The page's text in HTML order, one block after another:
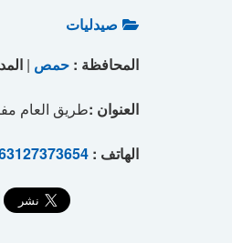
صيدليات
المحافظة : حمص |
العنوان :طريق العام
الهاتف :